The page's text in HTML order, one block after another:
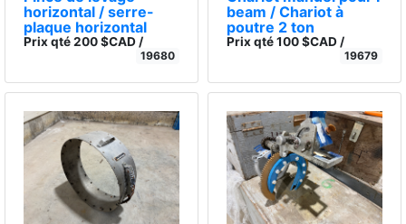
horizontal / serre-
plaque horizontal
Prix qté 200 $CAD /
19680
beam / Chariot à
poutre 2 ton
Prix qté 100 $CAD /
19679